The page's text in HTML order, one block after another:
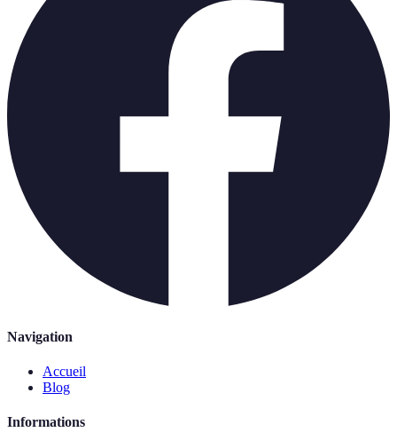
Navigation
Accueil
Blog
Informations